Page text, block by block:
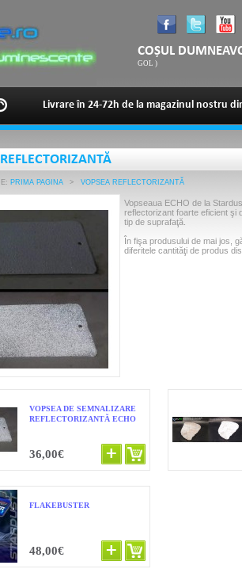
COȘUL
GOL )
Livrare în 24-72h de la magazinul nostru
PRIMA PAGINA > VOPSEA REFLECTORIZANTĂ
Vopseaua ECHO de la
reflectorizant foarte eficient şi
tip de suprafaţă.
În fişa produsului de mai jos,
diferitele cantităţi de produs
VOPSEA DE SEMNALIZARE
REFLECTORIZANTĂ ECHO
36,00€
FLAKEBUSTER
48,00€